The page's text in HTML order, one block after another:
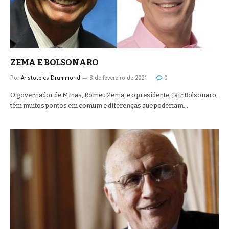
ZEMA E BOLSONARO
Por Aristoteles Drummond 3 de fevereiro de 2021 0
O governador de Minas, Romeu Zema, e o presidente, Jair Bolsonaro,
têm muitos pontos em comum e diferenças que poderiam…